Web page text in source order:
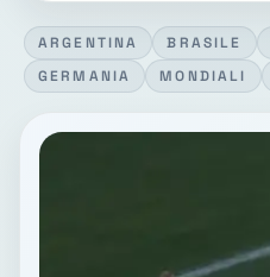
ARGENTINA BRASILE
GERMANIA
MONDIALI